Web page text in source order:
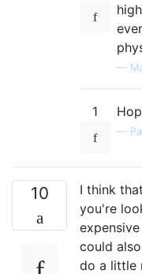
—
1
—
10 I think
you're
could
do a little